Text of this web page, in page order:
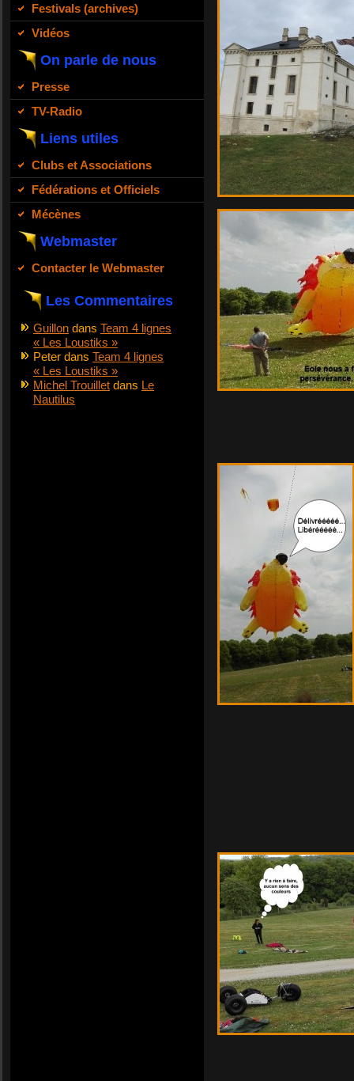
Festivals (archives)
Vidéos
On parle de nous
Presse
TV-Radio
Liens utiles
Clubs et Associations
Fédérations et Officiels
Mécènes
Webmaster
Contacter le Webmaster
Les Commentaires
Guillon dans Team 4 lignes
« Les Loustiks »
Peter dans Team 4 lignes
« Les Loustiks »
Michel Trouillet dans Le
Nautilus